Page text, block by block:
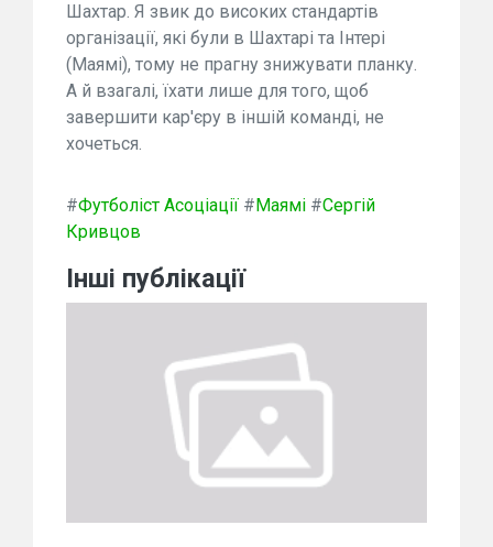
Шахтар. Я звик до високих стандартів
організації, які були в Шахтарі та Інтері
(Маямі), тому не прагну знижувати планку.
А й взагалі, їхати лише для того, щоб
завершити кар'єру в іншій команді, не
хочеться.
#Футболіст Асоціації #Маямі #Сергій
Кривцов
Інші публікації